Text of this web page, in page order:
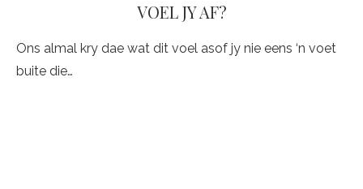
VOEL JY AF?
Ons almal kry dae wat dit voel asof jy nie eens ‘n voet
buite die…